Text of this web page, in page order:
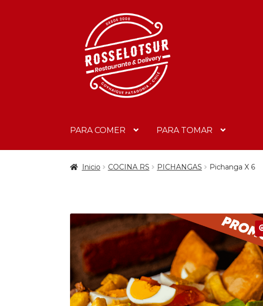
PARA COMER PARA TOMAR
Inicio COCINA RS PICHANGAS Pichanga X 6